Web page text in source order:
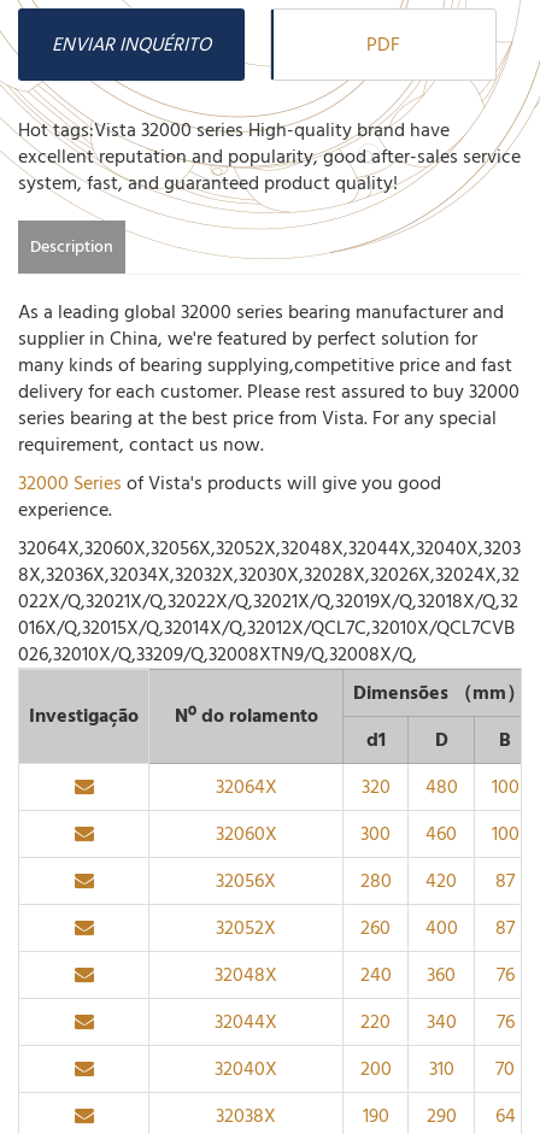
ENVIAR INQUÉRITO PDF
Hot tags:Vista 32000 series High-quality brand have
excellent reputation and popularity, good after-sales service
system, fast, and guaranteed product quality!
Description
As a leading global 32000 series bearing manufacturer and
supplier in China, we're featured by perfect solution for
many kinds of bearing supplying,competitive price and fast
delivery for each customer. Please rest assured to buy 32000
series bearing at the best price from Vista. For any special
requirement, contact us now.
32000 Seriesof Vista's products will give you good
experience.
32064X,32060X,32056X,32052X,32048X,32044X,32040X,3203
8X,32036X,32034X,32032X,32030X,32028X,32026X,32024X,32
022X/Q,32021X/Q,32022X/Q,32021X/Q,32019X/Q,32018X/Q,32
016X/Q,32015X/Q,32014X/Q,32012X/QCL7C,32010X/QCL7CVB
026,32010X/Q,33209/Q,32008XTN9/Q,32008X/Q,
Investigação
Nº do rolamento
Dimensões （mm）
d1
D
B
32064X
320 480
100
32060X
300 460
100
32056X
280 420
87
32052X
260 400
87
32048X
240 360
76
32044X
220 340
76
32040X
200 310
70
32038X
190 290
64